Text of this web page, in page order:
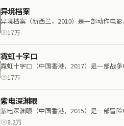
异境档案
异境档案（新西兰，2010）是一部动作电
17万
霓虹十字口
霓虹十字口（中国香港，2017）是一部战
17万
紫电深渊眼
紫电深渊眼（中国香港，2015）是一部冒
8.2万